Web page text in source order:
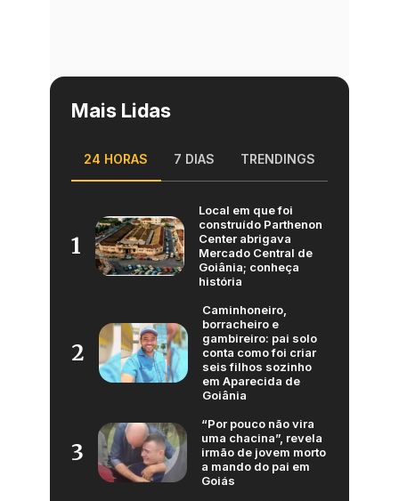
Mais Lidas
24 HORAS 7 DIAS TRENDINGS
1
Local em que foi
construído Parthenon
Center abrigava
Mercado Central de
Goiânia; conheça
história
2
Caminhoneiro,
borracheiro e
gambireiro: pai solo
conta como foi criar
seis filhos sozinho
em Aparecida de
Goiânia
3
“Por pouco não vira
uma chacina”, revela
irmão de jovem morto
a mando do pai em
Goiás